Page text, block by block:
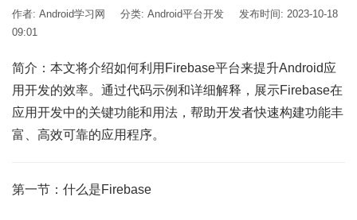
作者: Android学习网 分类: Android平台开发
发布时间: 2023-10-18
09:01
简介：本文将介绍如何利用Firebase平台来提升Android应
用开发的效率。通过代码示例和详细解释，展示Firebase在
应用开发中的关键功能和用法，帮助开发者快速构建功能丰
富、高效可靠的应用程序。
第一节：什么是Firebase